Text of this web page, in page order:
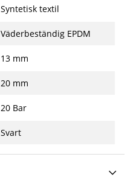
Syntetisk textil
Väderbeständig EPDM
13 mm
20 mm
20 Bar
Svart